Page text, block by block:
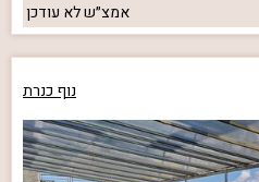
אמצ״שלא עודכן
נוף כנרת